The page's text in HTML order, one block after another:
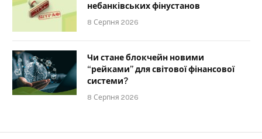
небанківських фінустанов
8 Серпня 2026
Чи стане блокчейн новими
“рейками” для світової фінансової
системи?
8 Серпня 2026